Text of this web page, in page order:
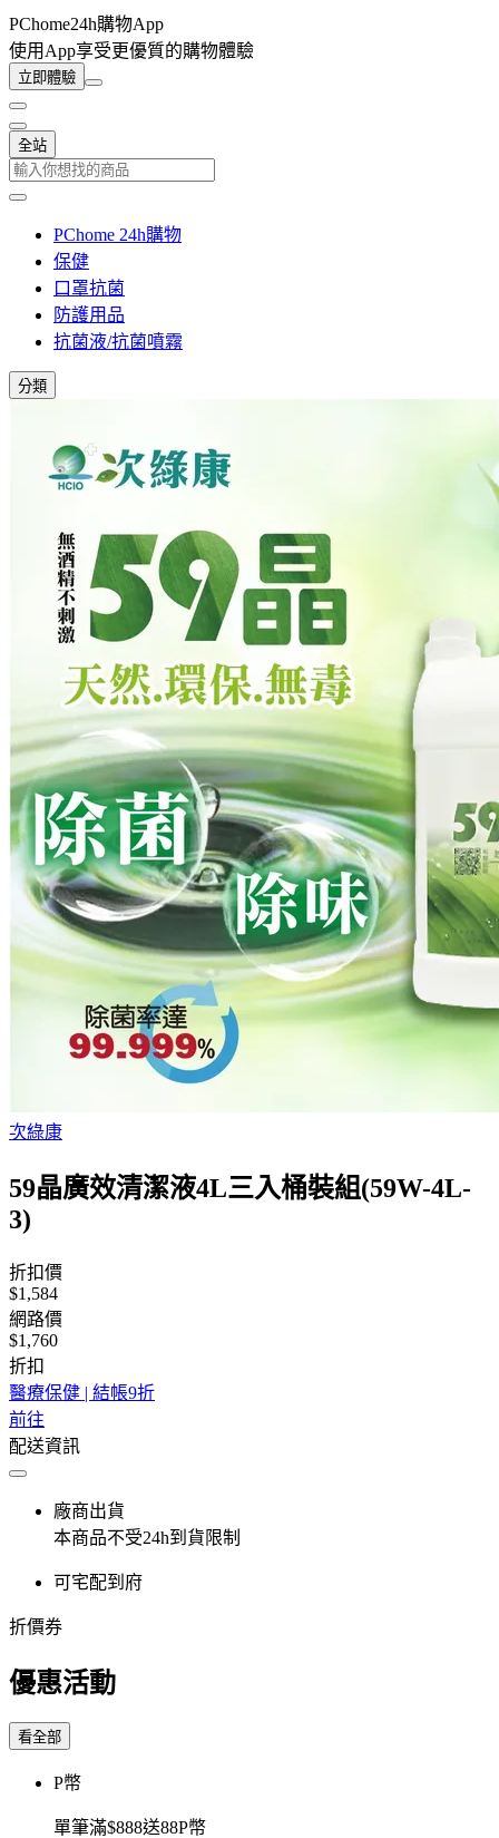
PChome24h購物App
使用App享受更優質的購物體驗
立即體驗
全站
PChome 24h購物
保健
口罩抗菌
防護用品
抗菌液/抗菌噴霧
分類
次綠康
59晶廣效清潔液4L三入桶裝組(59W-4L-
3)
折扣價
$1,584
網路價
$1,760
折扣
醫療保健 | 結帳9折
前往
配送資訊
廠商出貨
本商品不受24h到貨限制
可宅配到府
折價券
優惠活動
看全部
P幣
單筆滿$888送88P幣